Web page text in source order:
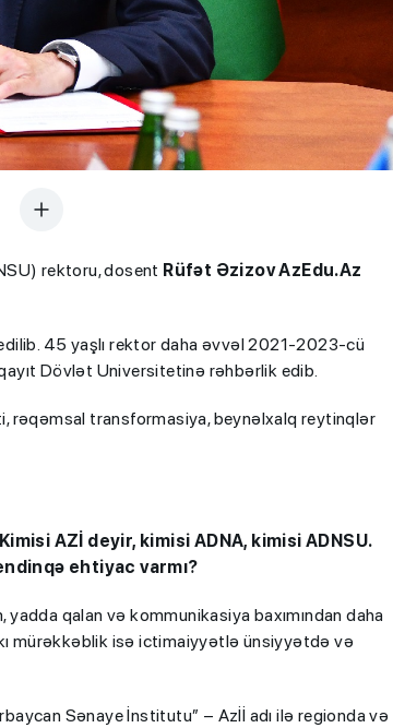
rektoru, dosent Rüfət Əzizov AzEdu.Az
45 yaşlı rektor daha əvvəl 2021-2023-cü
Dövlət Universitetinə rəhbərlik edib.
transformasiya, beynəlxalq reytinqlər
AZİ deyir, kimisi ADNA, kimisi ADNSU.
ehtiyac varmı?
qalan və kommunikasiya baxımından daha
mürəkkəblik isə ictimaiyyətlə ünsiyyətdə və
Sənaye İnstitutu” – Azİİ adı ilə regionda və